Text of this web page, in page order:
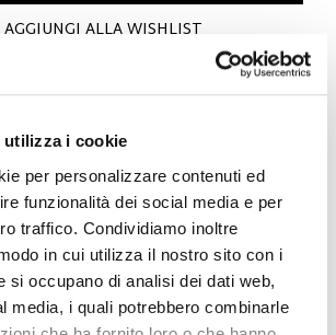
i cookie
per personalizzare contenuti ed
funzionalità dei social media e per
traffico. Condividiamo inoltre
in cui utilizza il nostro sito con i
si occupano di analisi dei dati web,
media, i quali potrebbero combinarle
AGGIUNGI ALLA WISHLIST